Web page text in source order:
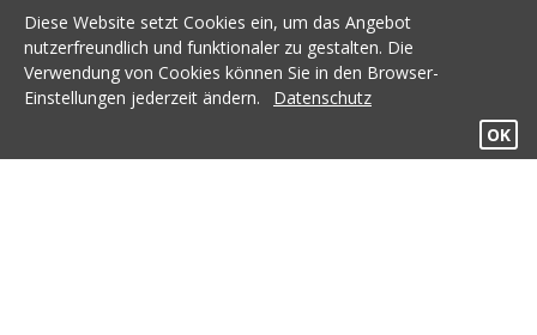
Termin
Diese Website setzt Cookies ein, um das Angebot
nutzerfreundlich und funktionaler zu gestalten. Die
Verwendung von Cookies können Sie in den Browser-
Einstellungen jederzeit ändern.
Datenschutz
OK